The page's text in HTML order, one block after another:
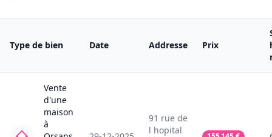
Type de bien Date Addresse Prix
Vente
d'une
maison
à
91 rue de
l hopital